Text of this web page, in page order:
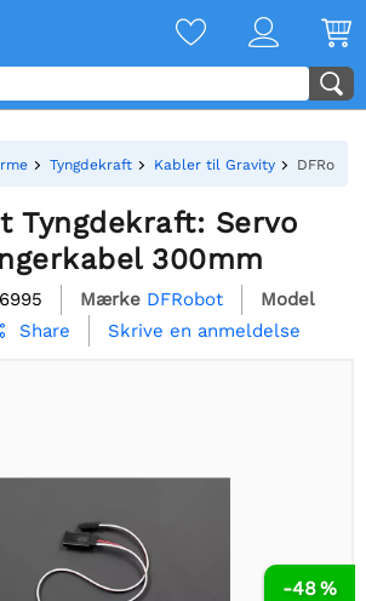
Tyngdekraft Kabler til Gravity
Tyngdekraft: Servo
300mm
Mærke DFRobot
Model
Share Skrive en anmeldelse
-48 %